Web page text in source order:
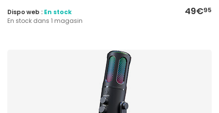
49€95
Dispo web : En stock
En stock dans 1 magasin